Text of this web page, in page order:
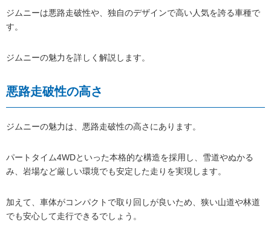
ジムニーは悪路走破性や、独自のデザインで高い人気を誇る車種で
す。
ジムニーの魅力を詳しく解説します。
悪路走破性の高さ
ジムニーの魅力は、悪路走破性の高さにあります。
パートタイム4WDといった本格的な構造を採用し、雪道やぬかる
み、岩場など厳しい環境でも安定した走りを実現します。
加えて、車体がコンパクトで取り回しが良いため、狭い山道や林道
でも安心して走行できるでしょう。